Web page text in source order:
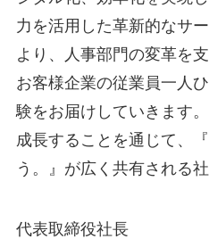
力を活用した革新的なサ
より、人事部門の変革を
お客様企業の従業員一人
験をお届けしていきます
成長することを通じて、
う。』が広く共有される
代表取締役社長